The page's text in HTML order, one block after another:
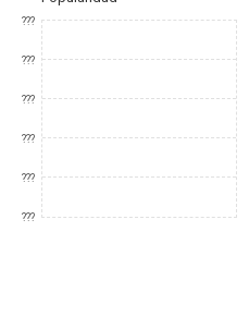
???
???
???
???
???
???